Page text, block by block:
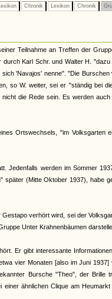
Chronik Lexikon Chronik
Teilnahme an Treffen der
Karl Schr. und Walter H.
'Navajos' nenne". "Die
so W. weiter, sei er "ständig bei
die Rede sein. Es werden
Ortswechsels, "im Volksgarten
Jedenfalls werden im Sommer
(Mitte Oktober 1937), habe
verhört wird, sei der
Unter Krahnenbäumen
Er gibt interessante
vier Monaten [also im Juni
Bursche "Theo", der Brille
ähnlichen Clique am